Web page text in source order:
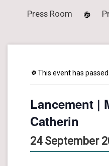
Press Room
This event has passed.
Lancement |
Catherin
24 September